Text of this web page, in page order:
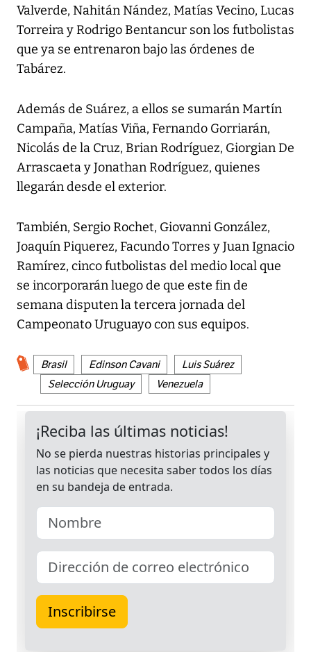
Valverde, Nahitán Nández, Matías Vecino, Lucas
Torreira y Rodrigo Bentancur son los futbolistas
que ya se entrenaron bajo las órdenes de
Tabárez.
Además de Suárez, a ellos se sumarán Martín
Campaña, Matías Viña, Fernando Gorriarán,
Nicolás de la Cruz, Brian Rodríguez, Giorgian De
Arrascaeta y Jonathan Rodríguez, quienes
llegarán desde el exterior.
También, Sergio Rochet, Giovanni González,
Joaquín Piquerez, Facundo Torres y Juan Ignacio
Ramírez, cinco futbolistas del medio local que
se incorporarán luego de que este fin de
semana disputen la tercera jornada del
Campeonato Uruguayo con sus equipos.
Brasil Edinson Cavani
Luis Suárez
Selección Uruguay
Venezuela